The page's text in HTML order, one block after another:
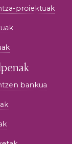
proiektuak
bankua